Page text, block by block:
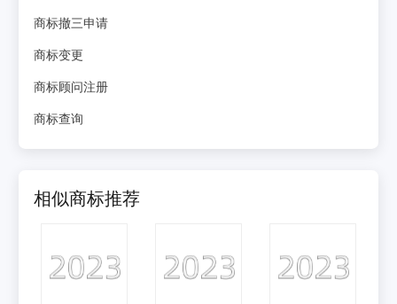
商标撤三申请
商标变更
商标顾问注册
商标查询
相似商标推荐